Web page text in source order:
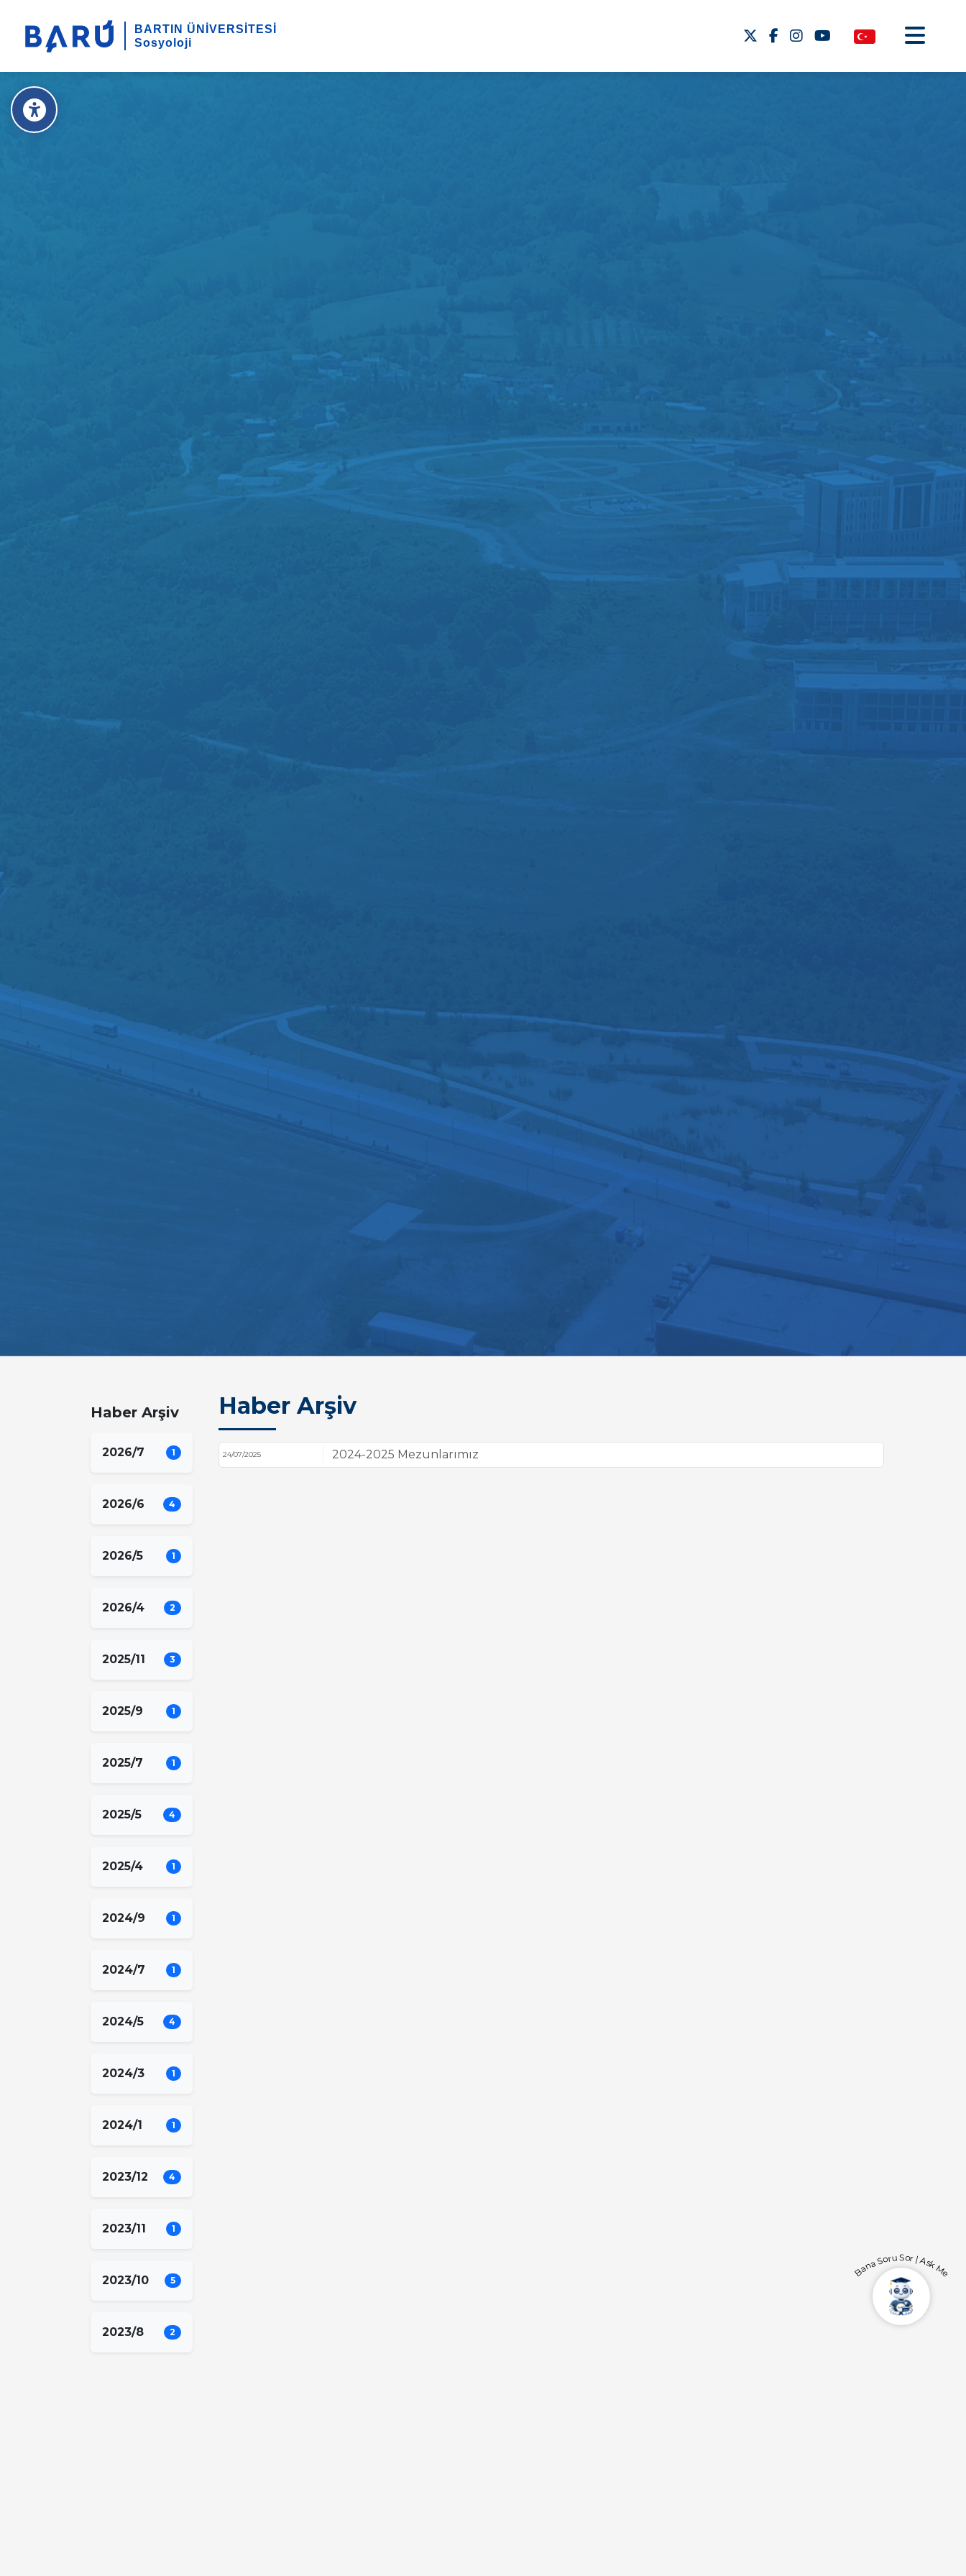
BARTIN ÜNİVERSİTESİ
Sosyoloji
Haber Arşiv
2026/7 1
2026/6 4
2026/5 1
2026/4 2
2025/11 3
2025/9 1
2025/7 1
2025/5 4
2025/4 1
2024/9 1
2024/7 1
2024/5 4
2024/3 1
2024/1 1
2023/12 4
2023/11 1
2023/10 5
2023/8 2
Haber Arşiv
24/07/2025 2024-2025 Mezunlarımız
Bana Soru Sor | Ask Me